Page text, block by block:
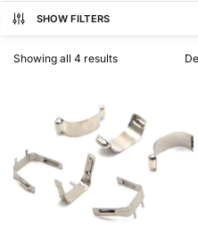
SHOW FILTERS
Showing all 4 results